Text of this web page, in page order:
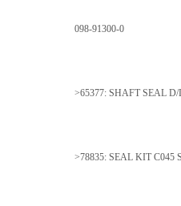
098-91300-0
>65377: SHAFT SEAL
>78835: SEAL KIT C045